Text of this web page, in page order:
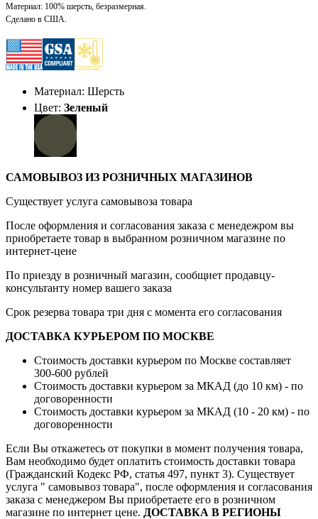
Материал: 100% шерсть, безразмерная.
Сделано в США.
Материал: Шерсть
Цвет: Зеленый
САМОВЫВОЗ ИЗ РОЗНИЧНЫХ МАГАЗИНОВ
Существует услуга самовывоза товара
После оформления и согласования заказа с менедежром вы
приобретаете товар в выбранном розничном магазине по
интернет-цене
По приезду в розничный магазин, сообщиет продавцу-
консультанту номер вашего заказа
Срок резерва товара три дня с момента его согласования
ДОСТАВКА КУРЬЕРОМ ПО МОСКВЕ
Стоимость доставки курьером по Москве составляет
300-600 рублей
Стоимость доставки курьером за МКАД (до 10 км) - по
договоренности
Стоимость доставки курьером за МКАД (10 - 20 км) - по
договоренности
Если Вы откажетесь от покупки в момент получения товара,
Вам необходимо будет оплатить стоимость доставки товара
(Гражданский Кодекс РФ, статья 497, пункт 3). Существует
услуга " самовывоз товара", после оформления и согласования
заказа с менеджером Вы приобретаете его в розничном
магазине по интернет цене. ДОСТАВКА В РЕГИОНЫ